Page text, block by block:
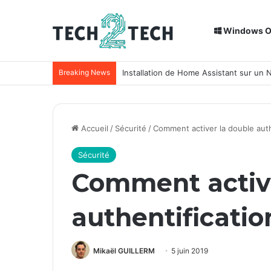
Windows
Breaking News Installation de Home Assistant sur un
Accueil / Sécurité /Comment activer la double
Sécurité
Comment
Mikaël GUILLERM 5 juin 2019